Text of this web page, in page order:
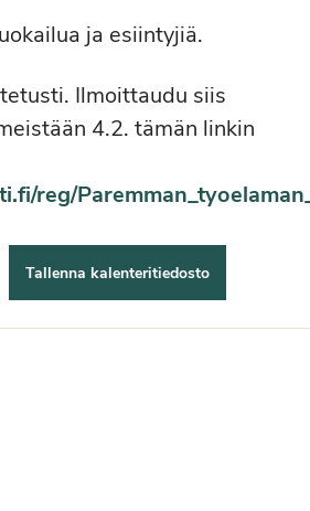
ja esiintyjiä.
Ilmoittaudu siis
4.2. tämän linkin
reg/